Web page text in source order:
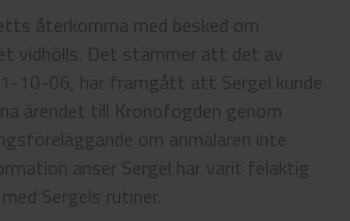
återkomma med besked om
vidhölls. Det stämmer att det av
10-06, har framgått att Sergel kunde
ärendet till Kronofogden genom
om anmälaren inte
anser Sergel har varit felaktig
Sergels rutiner.